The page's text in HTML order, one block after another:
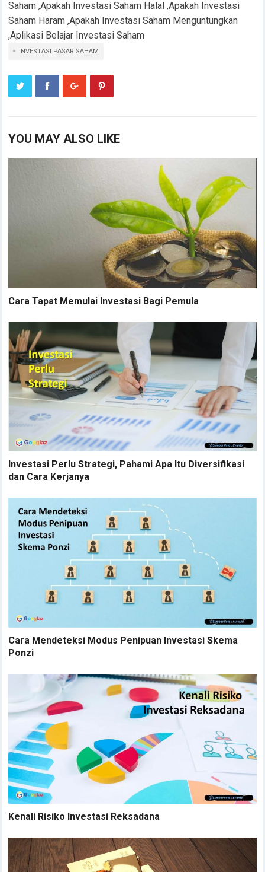
Saham ,Apakah Investasi Saham Halal ,Apakah Investasi
Saham Haram ,Apakah Investasi Saham Menguntungkan
,Aplikasi Belajar Investasi Saham
INVESTASI PASAR SAHAM
YOU MAY ALSO LIKE
Cara Tapat Memulai Investasi Bagi Pemula
Investasi Perlu Strategi, Pahami Apa Itu Diversifikasi
dan Cara Kerjanya
Cara Mendeteksi Modus Penipuan Investasi Skema
Ponzi
Kenali Risiko Investasi Reksadana